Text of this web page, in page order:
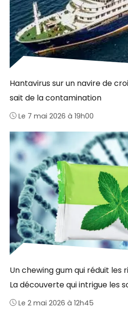
Hantavirus sur un navire de
sait de la contamination
Le 7 mai 2026 à 19h00
Un chewing gum qui réduit les
La découverte qui intrigue les
Le 2 mai 2026 à 12h45